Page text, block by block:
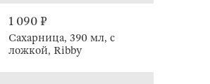
1 090 ₽
Сахарница, 390 мл, с
ложкой, Ribby